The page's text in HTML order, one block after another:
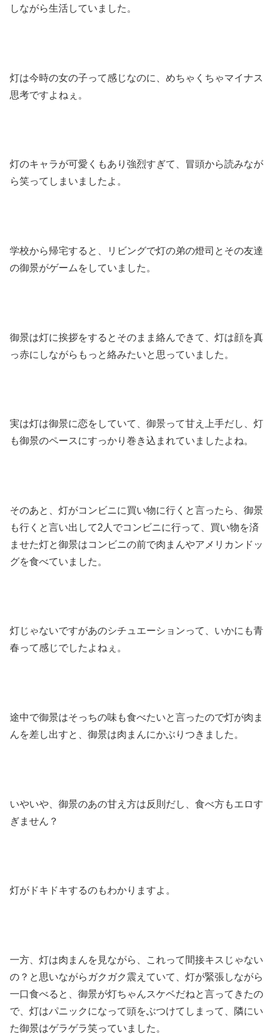
しながら生活していました。
灯は今時の女の子って感じなのに、めちゃくちゃマイナス
思考ですよねぇ。
灯のキャラが可愛くもあり強烈すぎて、冒頭から読みなが
ら笑ってしまいましたよ。
学校から帰宅すると、リビングで灯の弟の燈司とその友達
の御景がゲームをしていました。
御景は灯に挨拶をするとそのまま絡んできて、灯は顔を真
っ赤にしながらもっと絡みたいと思っていました。
実は灯は御景に恋をしていて、御景って甘え上手だし、灯
も御景のペースにすっかり巻き込まれていましたよね。
そのあと、灯がコンビニに買い物に行くと言ったら、御景
も行くと言い出して2人でコンビニに行って、買い物を済
ませた灯と御景はコンビニの前で肉まんやアメリカンドッ
グを食べていました。
灯じゃないですがあのシチュエーションって、いかにも青
春って感じでしたよねぇ。
途中で御景はそっちの味も食べたいと言ったので灯が肉ま
んを差し出すと、御景は肉まんにかぶりつきました。
いやいや、御景のあの甘え方は反則だし、食べ方もエロす
ぎません？
灯がドキドキするのもわかりますよ。
一方、灯は肉まんを見ながら、これって間接キスじゃない
の？と思いながらガクガク震えていて、灯が緊張しながら
一口食べると、御景が灯ちゃんスケベだねと言ってきたの
で、灯はパニックになって頭をぶつけてしまって、隣にい
た御景はゲラゲラ笑っていました。